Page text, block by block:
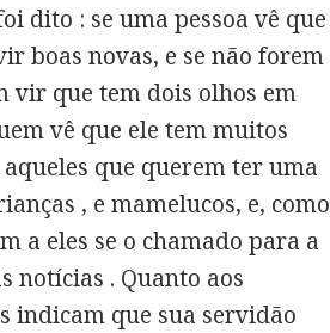
dito : se uma pessoa vê que
boas novas, e se não forem
vir que tem dois olhos em
vê que ele tem muitos
que querem ter uma
, e mamelucos, e, como
a eles se o chamado para a
notícias . Quanto aos
indicam que sua servidão